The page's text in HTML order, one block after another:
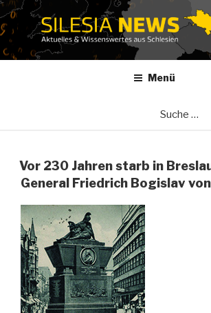
Zum
Inhalt
springen
Menü
Vor 230 Jahren starb in
General Friedrich Bogislav